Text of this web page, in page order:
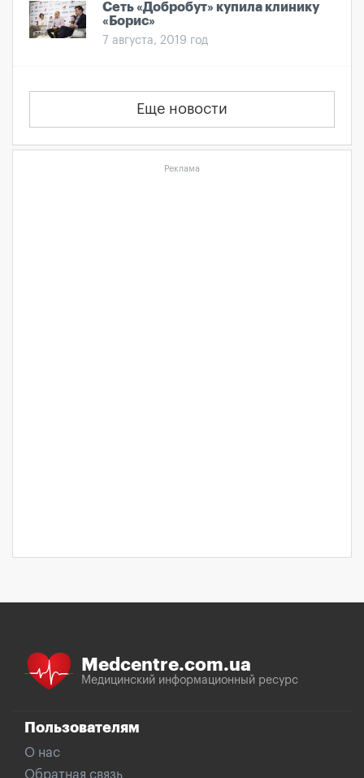
Сеть «Добробут» купила клинику
«Борис»
7 августа, 2019 год
Еще новости
Реклама
Medcentre.com.ua
Медицинский информационный ресурс
Пользователям
О нас
Обратная связь